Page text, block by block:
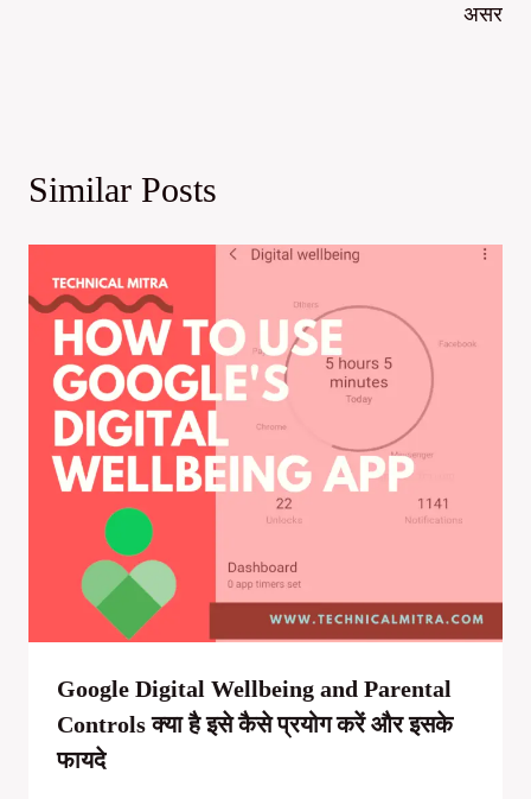
असर
Similar Posts
Google Digital Wellbeing and Parental
Controls क्या है इसे कैसे प्रयोग करें और इसके
फायदे